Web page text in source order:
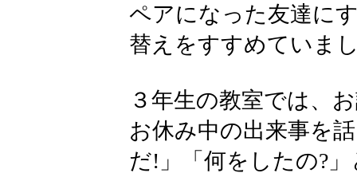
ペアになった友達に
替えをすすめていま
３年生の教室では、
お休み中の出来事を
だ!」「何をしたの?